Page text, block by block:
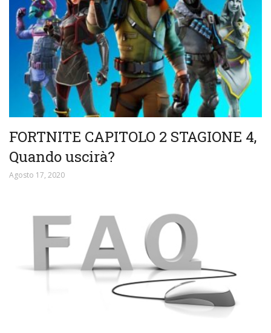
FORTNITE CAPITOLO 2 STAGIONE 4,
Quando uscirà?
Agosto 17, 2020